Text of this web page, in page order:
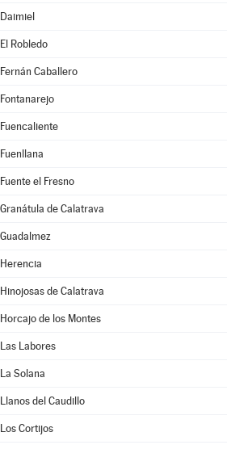
Daimiel
El Robledo
Fernán Caballero
Fontanarejo
Fuencaliente
Fuenllana
Fuente el Fresno
Granátula de Calatrava
Guadalmez
Herencia
Hinojosas de Calatrava
Horcajo de los Montes
Las Labores
La Solana
Llanos del Caudillo
Los Cortijos